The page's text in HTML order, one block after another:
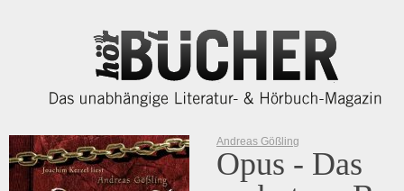
Andreas Gößling
Opus - Das